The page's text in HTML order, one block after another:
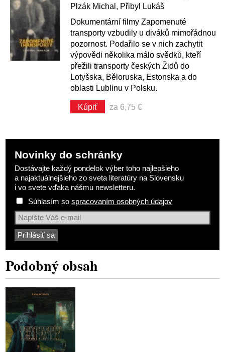
Plzák Michal, Přibyl Lukáš
Dokumentární filmy Zapomenuté
transporty vzbudily u diváků mimořádnou
pozornost. Podařilo se v nich zachytit
výpovědi několika málo svědků, kteří
přežili transporty českých Židů do
Lotyšska, Běloruska, Estonska a do
oblasti Lublinu v Polsku.
Kúpiť za 6,75 €
Novinky do schránky
Dostávajte každý pondelok výber toho najlepšieho
a najaktuálnejšieho zo sveta literatúry na Slovensku
i vo svete vďaka nášmu newsletteru.
Súhlasím sospracovaním osobných údajov
Podobný obsah